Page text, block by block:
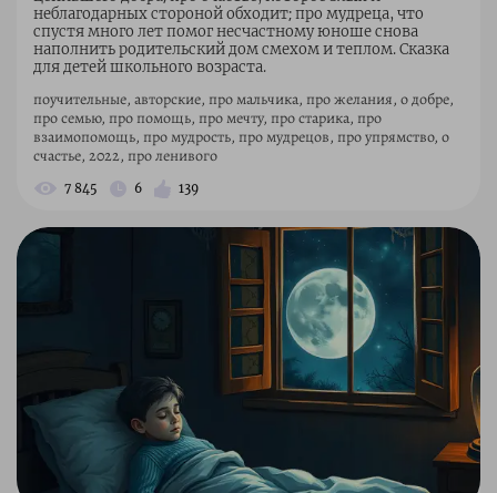
неблагодарных стороной обходит; про мудреца, что
спустя много лет помог несчастному юноше снова
наполнить родительский дом смехом и теплом. Сказка
для детей школьного возраста.
поучительные, авторские, про мальчика, про желания, о добре,
про семью, про помощь, про мечту, про старика, про
взаимопомощь, про мудрость, про мудрецов, про упрямство, о
счастье, 2022, про ленивого
7 845 6 139